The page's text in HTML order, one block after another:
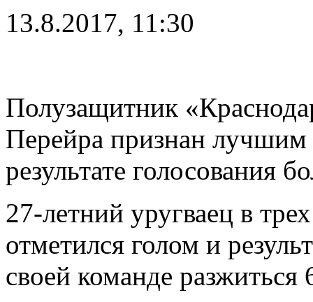
13.8.2017, 11:30
Полузащитник
Перейра признан
результате голосования
27-летний уругваец в
отметился голом и
своей команде разжиться